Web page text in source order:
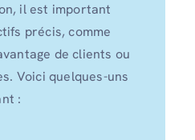
il est important
précis, comme
de clients ou
Voici quelques-uns
: